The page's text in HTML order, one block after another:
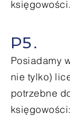
księgowości.
P5.
Posiadamy
nie tylko)
potrzebne
księgowości: